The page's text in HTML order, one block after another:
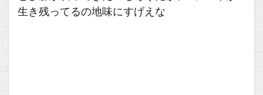
生き残ってるの地味にすげえな